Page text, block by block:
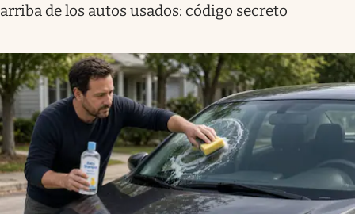
arriba de los autos usados: código secreto